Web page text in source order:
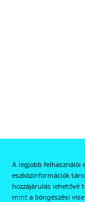
A legjobb felhasználói
eszközinformációk
hozzájárulás lehetővé
mint a böngészési